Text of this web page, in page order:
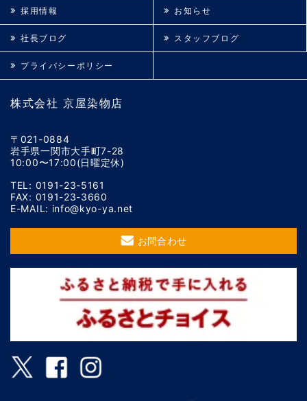
株式会社 京屋染物店
〒021-0884
岩手県一関市大手町7-28
10:00〜17:00(日曜定休)
TEL: 0191-23-5161
FAX: 0191-23-3660
E-MAIL: info@kyo-ya.net
お問合わせ
採用情報 お知らせ
社長ブログ スタッフブログ
プライバシーポリシー